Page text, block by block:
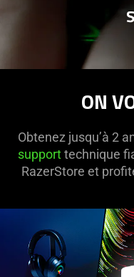
ON
Obtenez jusqu’à 2
supporttechnique
RazerStore et